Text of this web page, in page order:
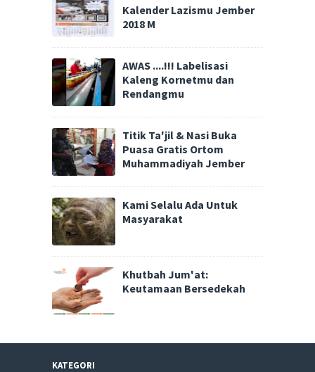
Kalender Lazismu Jember
2018 M
AWAS ....!!! Labelisasi
Kaleng Kornetmu dan
Rendangmu
Titik Ta'jil & Nasi Buka
Puasa Gratis Ortom
Muhammadiyah Jember
Kami Selalu Ada Untuk
Masyarakat
Khutbah Jum'at:
Keutamaan Bersedekah
KATEGORI